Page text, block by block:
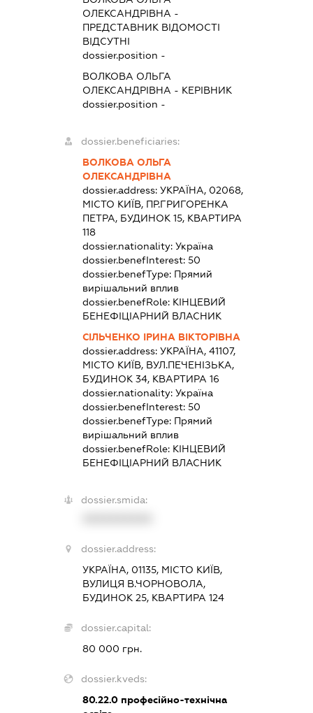
ОЛЕКСАНДРІВНА -
ПРЕДСТАВНИК ВІДОМОСТІ
ВІДСУТНІ
dossier.position -
ВОЛКОВА ОЛЬГА
ОЛЕКСАНДРІВНА - КЕРІВНИК
dossier.position -
dossier.beneficiaries:
ВОЛКОВА ОЛЬГА
ОЛЕКСАНДРІВНА
dossier.address: УКРАЇНА, 02068,
МІСТО КИЇВ, ПР.ГРИГОРЕНКА
ПЕТРА, БУДИНОК 15, КВАРТИРА
118
dossier.nationality: Україна
dossier.benefInterest: 50
dossier.benefType: Прямий
вирішальний вплив
dossier.benefRole: КІНЦЕВИЙ
БЕНЕФІЦІАРНИЙ ВЛАСНИК
СІЛЬЧЕНКО ІРИНА ВІКТОРІВНА
dossier.address: УКРАЇНА, 41107,
МІСТО КИЇВ, ВУЛ.ПЕЧЕНІЗЬКА,
БУДИНОК 34, КВАРТИРА 16
dossier.nationality: Україна
dossier.benefInterest: 50
dossier.benefType: Прямий
вирішальний вплив
dossier.benefRole: КІНЦЕВИЙ
БЕНЕФІЦІАРНИЙ ВЛАСНИК
dossier.smida:
dossier.address:
УКРАЇНА, 01135, МІСТО КИЇВ,
ВУЛИЦЯ В.ЧОРНОВОЛА,
БУДИНОК 25, КВАРТИРА 124
dossier.capital:
80 000 грн.
dossier.kveds:
80.22.0професійно-технічна